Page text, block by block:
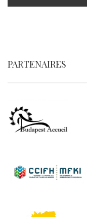
PARTENAIRES